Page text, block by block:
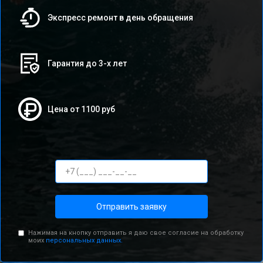
Экспресс ремонт в день обращения
Гарантия до 3-х лет
Цена от 1100 руб
Отправить заявку
Нажимая на кнопку отправить я даю свое согласие на обработку
моих персональных данных.